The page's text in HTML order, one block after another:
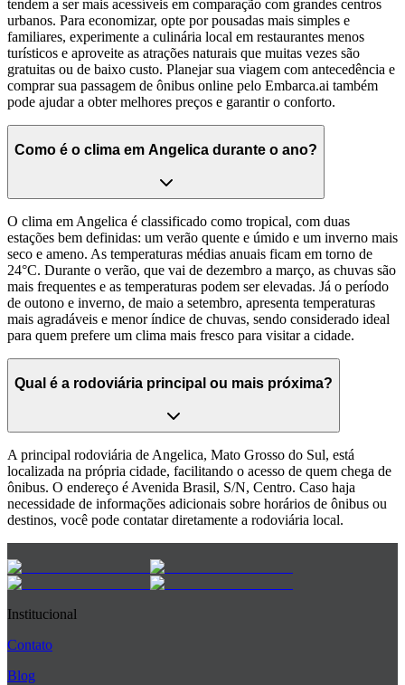
tendem a ser mais acessíveis em comparação com grandes centros
urbanos. Para economizar, opte por pousadas mais simples e
familiares, experimente a culinária local em restaurantes menos
turísticos e aproveite as atrações naturais que muitas vezes são
gratuitas ou de baixo custo. Planejar sua viagem com antecedência e
comprar sua passagem de ônibus online pelo Embarca.ai também
pode ajudar a obter melhores preços e garantir o conforto.
Como é o clima em Angelica durante o ano?
O clima em Angelica é classificado como tropical, com duas
estações bem definidas: um verão quente e úmido e um inverno mais
seco e ameno. As temperaturas médias anuais ficam em torno de
24°C. Durante o verão, que vai de dezembro a março, as chuvas são
mais frequentes e as temperaturas podem ser elevadas. Já o período
de outono e inverno, de maio a setembro, apresenta temperaturas
mais agradáveis e menor índice de chuvas, sendo considerado ideal
para quem prefere um clima mais fresco para visitar a cidade.
Qual é a rodoviária principal ou mais próxima?
A principal rodoviária de Angelica, Mato Grosso do Sul, está
localizada na própria cidade, facilitando o acesso de quem chega de
ônibus. O endereço é Avenida Brasil, S/N, Centro. Caso haja
necessidade de informações adicionais sobre horários de ônibus ou
destinos, você pode contatar diretamente a rodoviária local.
Institucional
Contato
Blog